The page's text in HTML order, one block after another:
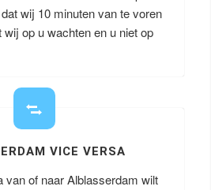
wij 10 minuten van te voren
op u wachten en u niet op
VICE VERSA
of naar Alblasserdam wilt